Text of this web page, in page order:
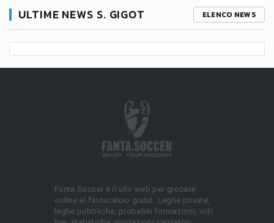
ULTIME NEWS S. GIGOT ELENCO NEWS
Fanta.Soccer è il sito web per giocare
online al fantacalcio gratis. Leghe private,
leghe pubbliche, probabili formazioni, voti